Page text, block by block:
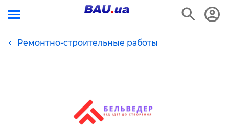
Ремонтно-строительные работы